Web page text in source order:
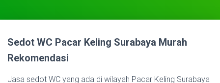
O
Sedot WC Pacar Keling Surabaya Murah
Rekomendasi
Jasa sedot WC yang ada di wilayah Pacar Keling Surabaya